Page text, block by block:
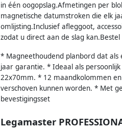
in één oogopslag.Afmetingen per
magnetische datumstroken die elk
omlijsting.Inclusief afleggoot,
zodat u direct aan de slag
* Magneethoudend planbord dat
jaar garantie. * Ideaal als
22x70mm. * 12 maandkolommen
verschoven kunnen worden. * Met
bevestigingsset
Legamaster